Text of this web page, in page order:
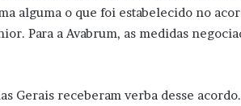
alguma o que foi estabelecido no
Para a Avabrum, as medidas
Gerais receberam verba desse